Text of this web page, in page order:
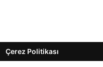
Çerez Politikası